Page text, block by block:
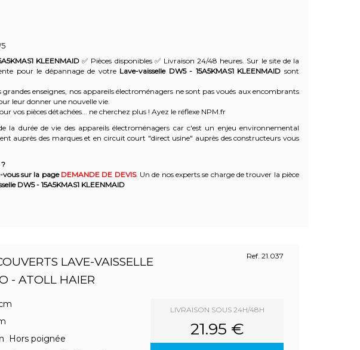
KLEENMAID✅ Pièces disponibles ✅ Livraison 24/48 heures. Sur le site de la
pour le dépannage de votre Lave-vaisselle DW5 - 15A5KMAS1 KLEENMAID sont
enseignes, nos appareils électroménagers ne sont pas voués aux encombrants
leur donner une nouvelle vie.
vos pièces détachées... ne cherchez plus ! Ayez le réflexe NPM.fr
la durée de vie des appareils électroménagers car c'est un enjeu environnemental
auprès des marques et en circuit court "direct usine" auprès des constructeurs vous
vous sur la pageDEMANDE DE DEVIS. Un de nos experts se charge de trouver la pièce
DW5 - 15A5KMAS1 KLEENMAID
LAVE-VAISSELLE
- ATOLL HAIER
Ref. 21.037
Hors poignée
LIVRAISON SOUS 24H/48H
21.95 €